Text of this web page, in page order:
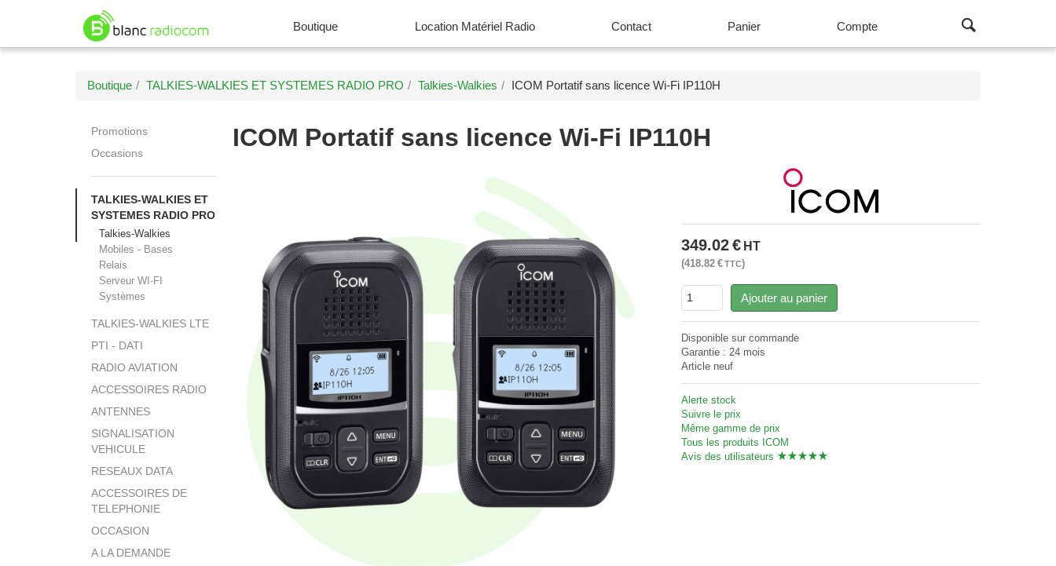
Boutique Location Matériel Radio Contact Panier Compte
Boutique TALKIES-WALKIES ET SYSTEMES RADIO PRO Talkies-Walkies ICOM Portatif sans licence Wi-Fi IP110H
Promotions
Occasions
TALKIES-WALKIES ET
SYSTEMES RADIO PRO
Talkies-Walkies
Mobiles - Bases
Relais
Serveur WI-FI
Systèmes
TALKIES-WALKIES LTE
PTI - DATI
RADIO AVIATION
ACCESSOIRES RADIO
ANTENNES
SIGNALISATION
VEHICULE
RESEAUX DATA
ACCESSOIRES DE
TELEPHONIE
OCCASION
A LA DEMANDE
ICOM Portatif sans licence Wi-Fi IP110H
349.02€ HT
418.82 €TTC
Ajouter au panier
Disponible sur commande
Garantie : 24 mois
Article neuf
Alerte stock
Suivre le prix
Même gamme de prix
Tous les produits ICOM
Avis des utilisateurs 